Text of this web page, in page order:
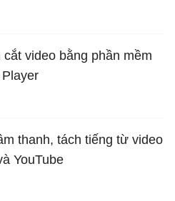
video bằng phần mềm
thanh, tách tiếng từ video
YouTube